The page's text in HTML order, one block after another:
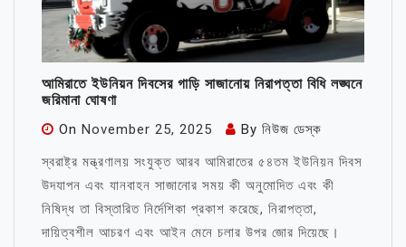
আমিরাতে ইউনিয়ন দিবসের গাড়ি সাজানোয় নিরাপত্তা বিধি লঙ্ঘনে
জরিমানা ঘোষণা
On November 25, 2025 By নিউজ ডেস্ক
স্বরাষ্ট্র মন্ত্রণালয় সংযুক্ত আরব আমিরাতের ৫৪তম ইউনিয়ন দিবস
উদযাপন এবং যানবাহন সাজানোর সময় কী অনুমোদিত এবং কী
নিষিদ্ধ তা বিস্তারিত নির্দেশিকা প্রকাশ করেছে, নিরাপত্তা,
দায়িত্বশীল আচরণ এবং আইন মেনে চলার উপর জোর দিয়েছে।